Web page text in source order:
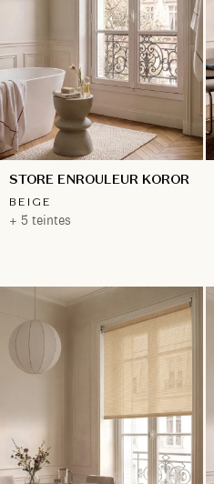
STORE ENROULEUR KOROR
BEIGE
+ 5 teintes